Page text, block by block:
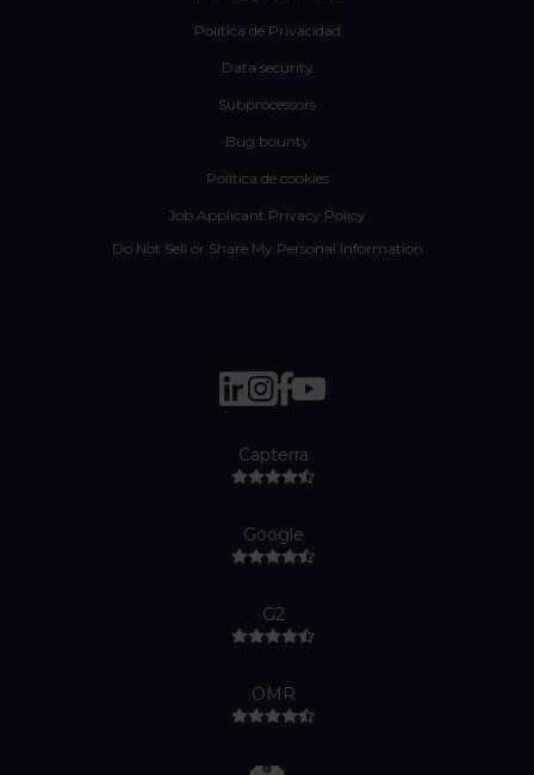
Política de Privacidad
Data security
Subprocessors
Bug bounty
Política de cookies
Job Applicant Privacy Policy
Do Not Sell or Share My Personal Information
Capterra
Google
G2
OMR